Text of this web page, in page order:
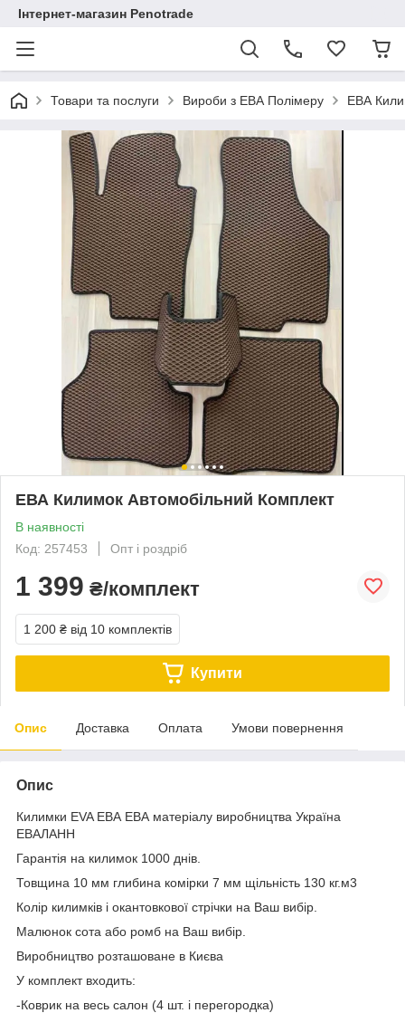
Інтернет-магазин Penotrade
Товари та послуги Вироби з ЕВА Полімеру ЕВА
ЕВА Килимок Автомобільний Комплект
В наявності
Код: 257453
Опт і роздріб
1 399 ₴/комплект
1 200 ₴ від 10 комплектів
Купити
Опис Доставка Оплата Умови повернення
Опис
Килимки EVA ЕВА ЕВА матеріалу виробництва Україна
ЕВАЛАНН
Гарантія на килимок 1000 днів.
Товщина 10 мм глибина комірки 7 мм щільність 130 кг.м3
Колір килимків і окантовкової стрічки на Ваш вибір.
Малюнок сота або ромб на Ваш вибір.
Виробництво розташоване в Києва
У комплект входить:
-Коврик на весь салон (4 шт. і перегородка)